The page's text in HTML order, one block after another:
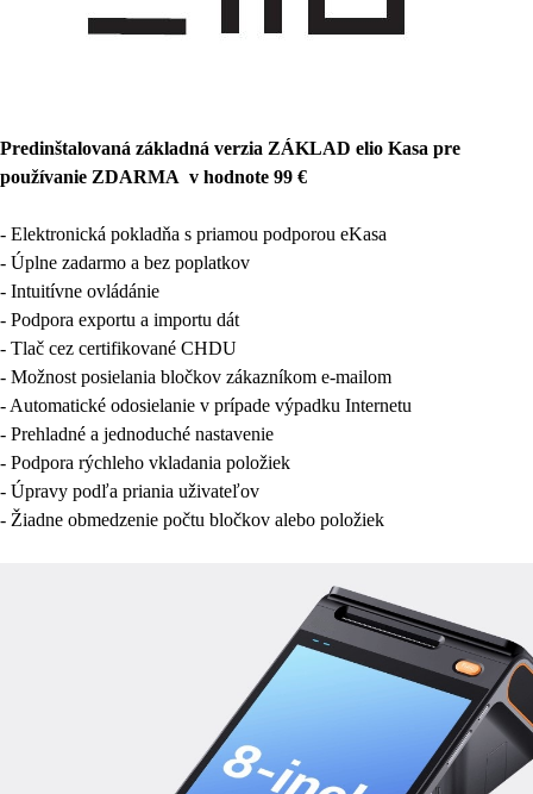
Predinštalovaná základná verzia ZÁKLAD elio Kasa pre
používanie ZDARMA v hodnote 99 €
- Elektronická pokladňa s priamou podporou eKasa
- Úplne zadarmo a bez poplatkov
- Intuitívne ovládánie
- Podpora exportu a importu dát
- Tlač cez certifikované CHDU
- Možnost posielania bločkov zákazníkom e-mailom
- Automatické odosielanie v prípade výpadku Internetu
- Prehladné a jednoduché nastavenie
- Podpora rýchleho vkladania položiek
- Úpravy podľa priania uživateľov
- Žiadne obmedzenie počtu bločkov alebo položiek